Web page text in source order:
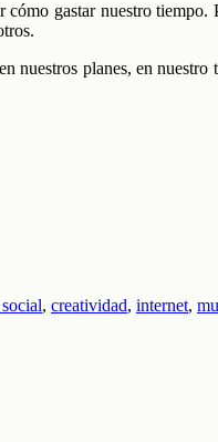
gastar nuestro
planes, en
, creatividad, internet,